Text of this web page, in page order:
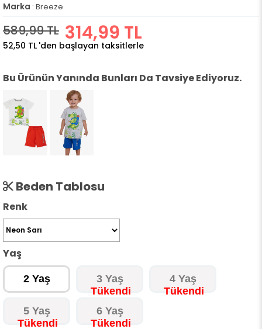
Marka : Breeze
589,99 TL 314,99 TL
52,50 TL 'den başlayan taksitlerle
Bu Ürünün Yanında Bunları Da Tavsiye Ediyoruz.
Beden Tablosu
Renk
Yaş
2 Yaş 3 Yaş 4 Yaş
5 Yaş 6 Yaş